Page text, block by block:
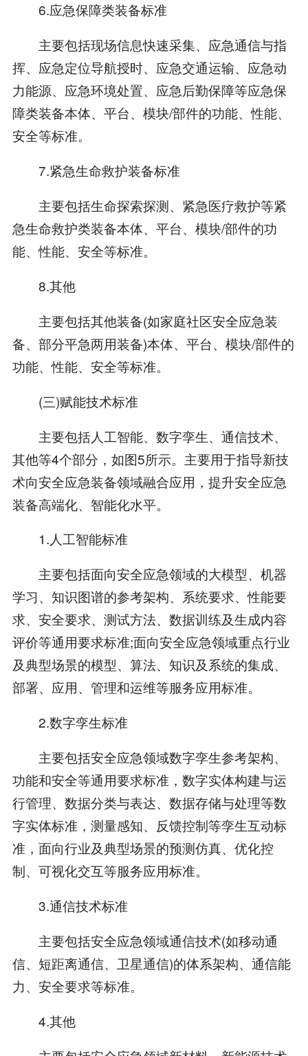
6.应急保障类装备标准
主要包括现场信息快速采集、应急通信与指
挥、应急定位导航授时、应急交通运输、应急动
力能源、应急环境处置、应急后勤保障等应急保
障类装备本体、平台、模块/部件的功能、性能、
安全等标准。
7.紧急生命救护装备标准
主要包括生命探索探测、紧急医疗救护等紧
急生命救护类装备本体、平台、模块/部件的功
能、性能、安全等标准。
8.其他
主要包括其他装备(如家庭社区安全应急装
备、部分平急两用装备)本体、平台、模块/部件的
功能、性能、安全等标准。
(三)赋能技术标准
主要包括人工智能、数字孪生、通信技术、
其他等4个部分，如图5所示。主要用于指导新技
术向安全应急装备领域融合应用，提升安全应急
装备高端化、智能化水平。
1.人工智能标准
主要包括面向安全应急领域的大模型、机器
学习、知识图谱的参考架构、系统要求、性能要
求、安全要求、测试方法、数据训练及生成内容
评价等通用要求标准;面向安全应急领域重点行业
及典型场景的模型、算法、知识及系统的集成、
部署、应用、管理和运维等服务应用标准。
2.数字孪生标准
主要包括安全应急领域数字孪生参考架构、
功能和安全等通用要求标准，数字实体构建与运
行管理、数据分类与表达、数据存储与处理等数
字实体标准，测量感知、反馈控制等孪生互动标
准，面向行业及典型场景的预测仿真、优化控
制、可视化交互等服务应用标准。
3.通信技术标准
主要包括安全应急领域通信技术(如移动通
信、短距离通信、卫星通信)的体系架构、通信能
力、安全要求等标准。
4.其他